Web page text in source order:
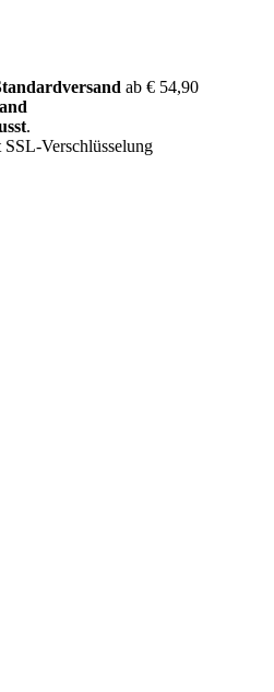
ab € 54,90
.
SSL-Verschlüsselung